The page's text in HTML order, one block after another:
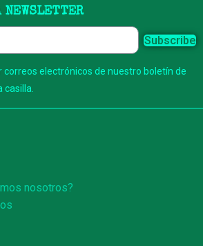
NEWSLETTER
Subscribe
correos electrónicos de nuestro boletín de
casilla.
nosotros?